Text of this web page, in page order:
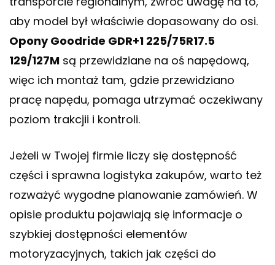
aby model był właściwie dopasowany do osi.
Opony Goodride GDR+1 225/75R17.5
129/127M są przewidziane na oś napędową,
więc ich montaż tam, gdzie przewidziano
pracę napędu, pomaga utrzymać oczekiwany
poziom trakcjii i kontroli.
Jeżeli w Twojej firmie liczy się dostępność
części i sprawna logistyka zakupów, warto też
rozważyć wygodne planowanie zamówień. W
opisie produktu pojawiają się informacje o
szybkiej dostępności elementów
motoryzacyjnych, takich jak części do